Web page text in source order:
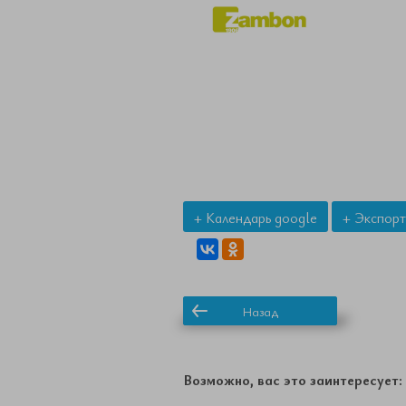
+ Календарь google
+
Назад
Возможно, вас это заинтересует: